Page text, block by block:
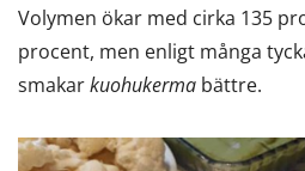
Volymen ökar med cirka 135
procent, men enligt många
smakarkuohukerma bättre.